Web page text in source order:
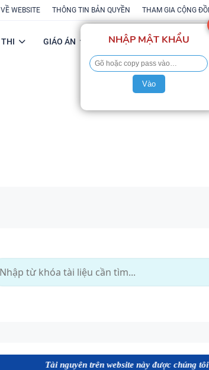
WEBSITE THÔNG TIN BẢN QUYỀN THAM GIA CỘNG
GIÁO ÁN POWERPOINT
Tài nguyên trên website này được chúng tôi ứng dụng
NHẬP MẬT KHẨU
Vào